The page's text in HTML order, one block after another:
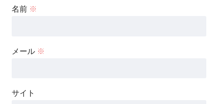
名前 ※
メール ※
サイト